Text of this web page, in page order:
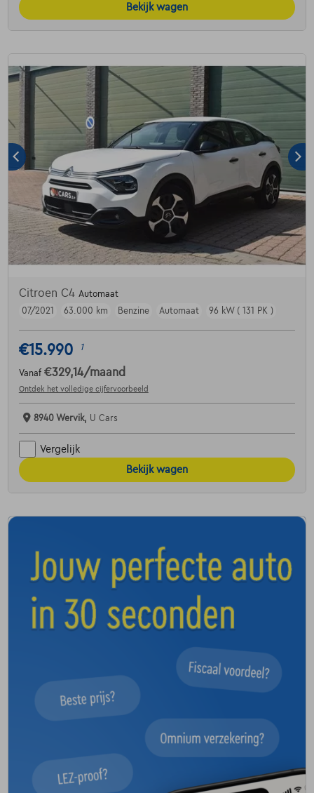
Bekijk wagen
Citroen C4 Automaat
07/2021
63.000 km Benzine Automaat 96 kW ( 131 PK )
€15.990 1
Vanaf €329,14/maand
Ontdek het volledige cijfervoorbeeld
8940 Wervik, U Cars
Vergelijk
Bekijk wagen